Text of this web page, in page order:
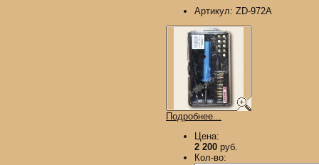
Артикул: ZD-972A
Подробнее...
Цена:
2 200 руб.
Кол-во: